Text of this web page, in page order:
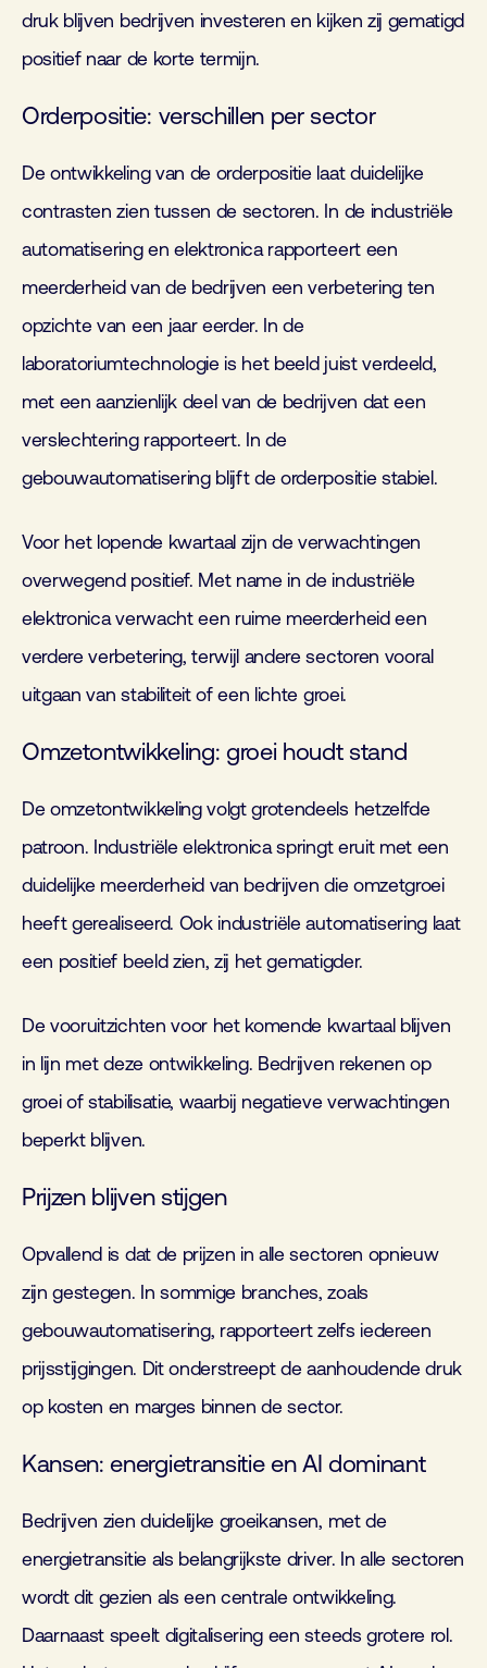
druk blijven bedrijven investeren en kijken zij gematigd
positief naar de korte termijn.
Orderpositie: verschillen per sector
De ontwikkeling van de orderpositie laat duidelijke
contrasten zien tussen de sectoren. In de industriële
automatisering en elektronica rapporteert een
meerderheid van de bedrijven een verbetering ten
opzichte van een jaar eerder. In de
laboratoriumtechnologie is het beeld juist verdeeld,
met een aanzienlijk deel van de bedrijven dat een
verslechtering rapporteert. In de
gebouwautomatisering blijft de orderpositie stabiel.
Voor het lopende kwartaal zijn de verwachtingen
overwegend positief. Met name in de industriële
elektronica verwacht een ruime meerderheid een
verdere verbetering, terwijl andere sectoren vooral
uitgaan van stabiliteit of een lichte groei.
Omzetontwikkeling: groei houdt stand
De omzetontwikkeling volgt grotendeels hetzelfde
patroon. Industriële elektronica springt eruit met een
duidelijke meerderheid van bedrijven die omzetgroei
heeft gerealiseerd. Ook industriële automatisering laat
een positief beeld zien, zij het gematigder.
De vooruitzichten voor het komende kwartaal blijven
in lijn met deze ontwikkeling. Bedrijven rekenen op
groei of stabilisatie, waarbij negatieve verwachtingen
beperkt blijven.
Prijzen blijven stijgen
Opvallend is dat de prijzen in alle sectoren opnieuw
zijn gestegen. In sommige branches, zoals
gebouwautomatisering, rapporteert zelfs iedereen
prijsstijgingen. Dit onderstreept de aanhoudende druk
op kosten en marges binnen de sector.
Kansen: energietransitie en AI dominant
Bedrijven zien duidelijke groeikansen, met de
energietransitie als belangrijkste driver. In alle sectoren
wordt dit gezien als een centrale ontwikkeling.
Daarnaast speelt digitalisering een steeds grotere rol.